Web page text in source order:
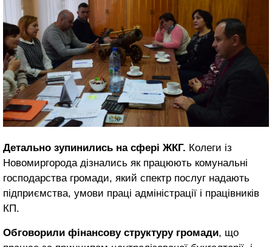
Детально зупинились на сфері ЖКГ. Колеги із
Новомиргорода дізнались як працюють комунальні
господарства громади, який спектр послуг надають
підприємства, умови праці адміністрації і працівників
КП.
Обговорили фінансову структуру громади, що